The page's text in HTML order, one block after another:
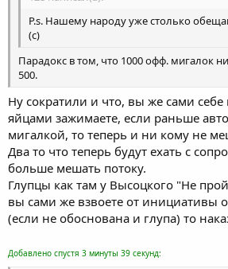
P.s. Нашему народу уже столько
(с)
Парадокс в том, что 1000 офф. мигалок
500.
Ну сократили и что, вы же сами себе
яйцами зажимаете, если раньше
мигалкой, то теперь и ни кому не
Два то что теперь будут ехать с
больше мешать потоку.
Глупцы как там у Высоцкого "Не
вы сами же взвоете от инициативы
(если не обоснована и глупа) то
Добавлено спустя 3 минуты 39 секунд: